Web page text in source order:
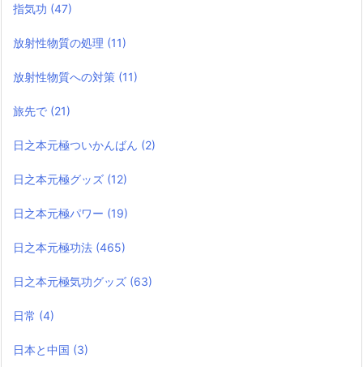
指気功 (47)
放射性物質の処理 (11)
放射性物質への対策 (11)
旅先で (21)
日之本元極ついかんばん (2)
日之本元極グッズ (12)
日之本元極パワー (19)
日之本元極功法 (465)
日之本元極気功グッズ (63)
日常 (4)
日本と中国 (3)